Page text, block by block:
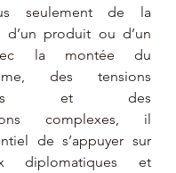
seulement de la
d’un produit ou d’un
la montée du
des tensions
et des
complexes, il
de s’appuyer sur
diplomatiques et